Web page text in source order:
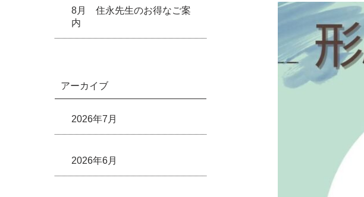
8月 住永先生のお得なご案
内
アーカイブ
2026年7月
2026年6月